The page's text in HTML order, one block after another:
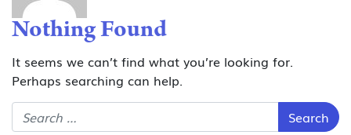
Nothing Found
It seems we can’t find what you’re looking for.
Perhaps searching can help.
Search for: